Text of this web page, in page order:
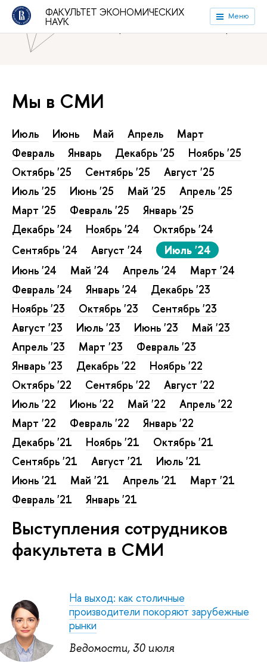
ФАКУЛЬТЕТ ЭКОНОМИЧЕСКИХ
НАУК Меню
Национальный исследовательский университет «Высшая
школа экономики»
Факультет экономических наук
Мы в СМИ
Июль Июнь Май Апрель
Март
Февраль
Январь Декабрь '25
Ноябрь '25
Октябрь '25
Сентябрь '25
Август '25
Июль '25
Июнь '25 Май '25
Апрель '25
Март '25
Февраль '25
Январь '25
Декабрь '24
Ноябрь '24
Октябрь '24
Сентябрь '24
Август '24
Июль '24
Июнь '24
Май '24 Апрель '24
Март '24
Февраль '24
Январь '24
Декабрь '23
Ноябрь '23
Октябрь '23
Сентябрь '23
Август '23
Июль '23 Июнь '23
Май '23
Апрель '23
Март '23
Февраль '23
Январь '23
Декабрь '22
Ноябрь '22
Октябрь '22
Сентябрь '22
Август '22
Июль '22
Июнь '22 Май '22
Апрель '22
Март '22
Февраль '22
Январь '22
Декабрь '21
Ноябрь '21
Октябрь '21
Сентябрь '21
Август '21
Июль '21
Июнь '21
Май '21 Апрель '21
Март '21
Февраль '21
Январь '21
Выступления сотрудников
факультета в СМИ
На выход: как столичные
производители покоряют зарубежные
рынки
Ведомости, 30 июля